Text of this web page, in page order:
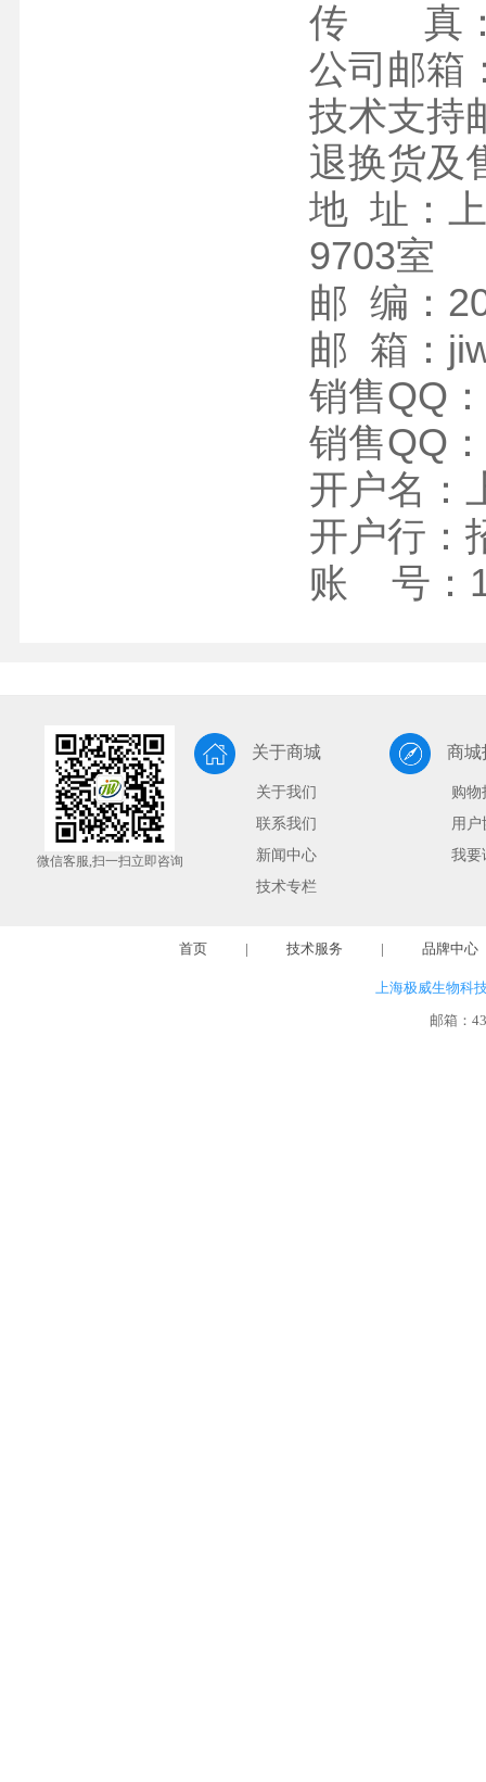
传 真：
公司邮箱
技术支持
退换货及
地 址：
9703室
邮 编：
邮 箱：
销售QQ
销售QQ
开户名：
开户行：
账 号：
微信客服,扫一扫立即咨询
关于商城
关于我们
联系我们
新闻中心
技术专栏
商城
购物
用户
我要
首页 | 技术服务 | 品牌中心
上海极威生物科
邮箱：